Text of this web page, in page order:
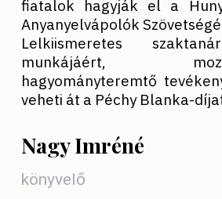
fiatalok hagyják el a
Anyanyelvápolók
Lelkiismeretes
munkájáért,
hagyományteremtő
veheti át a Péchy Blanka-
Nagy Imréné
könyvelő